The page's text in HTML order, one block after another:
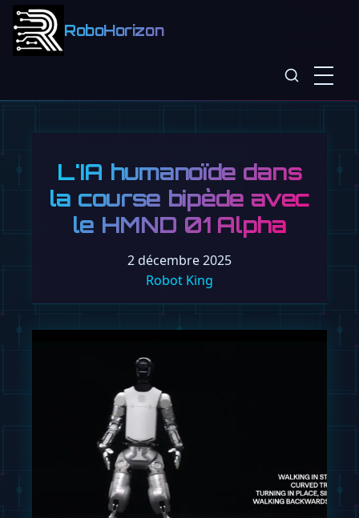
RoboHorizon
L'IA humanoïde dans
la course bipède avec
le HMND 01 Alpha
2 décembre 2025
Robot King